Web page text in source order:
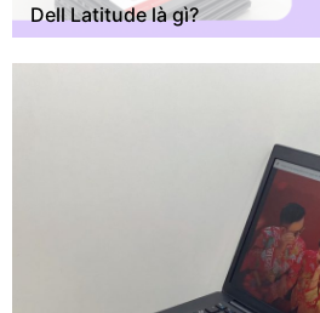
Dell Latitude là gì?